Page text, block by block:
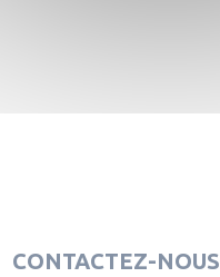
CONTACTEZ-NOUS